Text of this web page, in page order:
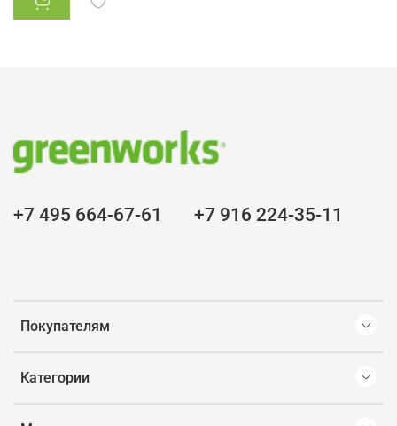
Покупателям
Категории
+7 495 664-67-61 +7 916 224-35-11